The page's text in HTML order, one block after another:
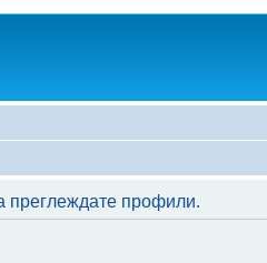
преглеждате профили.